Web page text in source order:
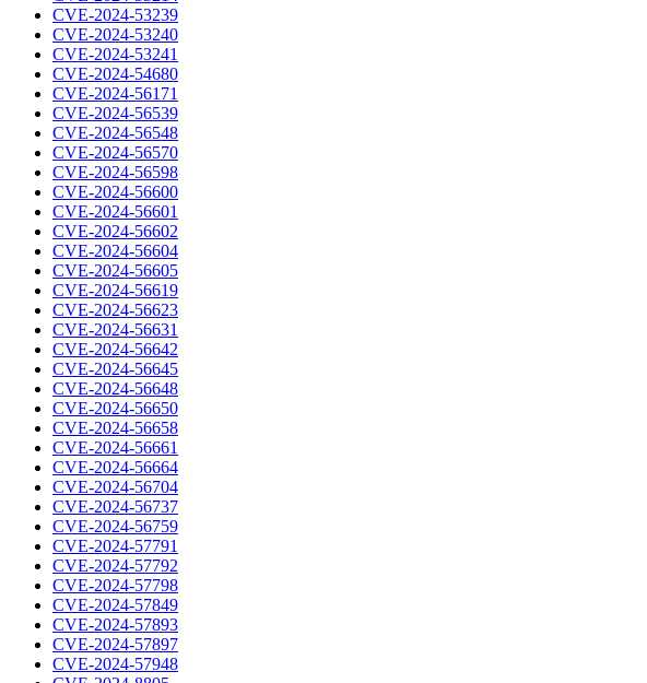
CVE-2024-53239
CVE-2024-53240
CVE-2024-53241
CVE-2024-54680
CVE-2024-56171
CVE-2024-56539
CVE-2024-56548
CVE-2024-56570
CVE-2024-56598
CVE-2024-56600
CVE-2024-56601
CVE-2024-56602
CVE-2024-56604
CVE-2024-56605
CVE-2024-56619
CVE-2024-56623
CVE-2024-56631
CVE-2024-56642
CVE-2024-56645
CVE-2024-56648
CVE-2024-56650
CVE-2024-56658
CVE-2024-56661
CVE-2024-56664
CVE-2024-56704
CVE-2024-56737
CVE-2024-56759
CVE-2024-57791
CVE-2024-57792
CVE-2024-57798
CVE-2024-57849
CVE-2024-57893
CVE-2024-57897
CVE-2024-57948